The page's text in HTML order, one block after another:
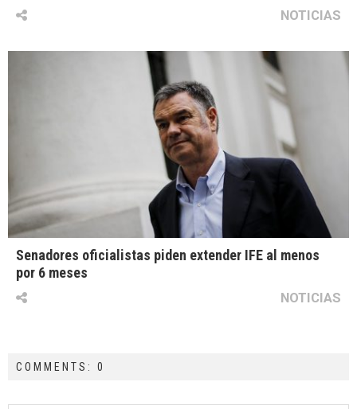
NOTICIAS
Senadores oficialistas piden extender IFE al menos
por 6 meses
NOTICIAS
COMMENTS: 0